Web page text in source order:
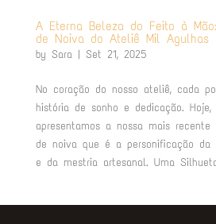
A Eterna Beleza do Feito à
de Noiva do Ateliê Mil Agulhas
by Sara| Set 21, 2025
No coração do nosso ateliê, cada
história de sonho e dedicação.
apresentamos a nossa mais
de noiva que é a personificação da
e da mestria artesanal. Uma